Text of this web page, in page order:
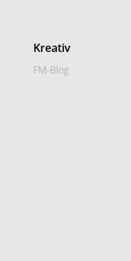
Kreativ
FM-Blog